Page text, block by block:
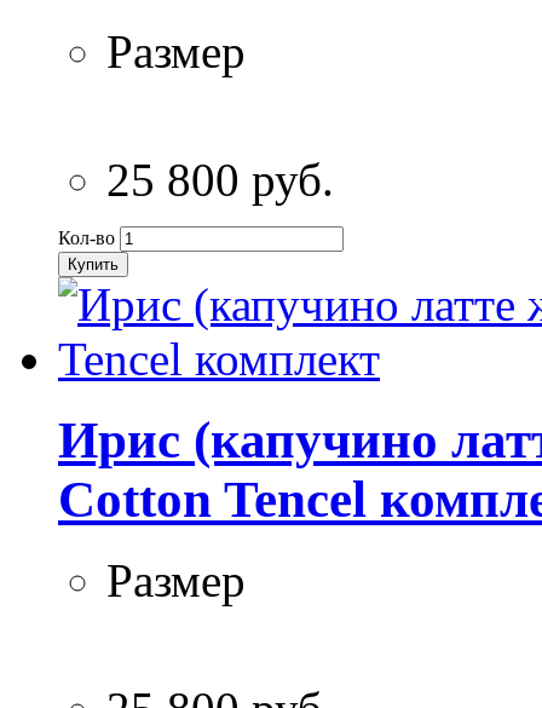
Размер
25 800 руб.
Кол-во
Купить
Ирис (капучино
Cotton Tencel
Размер